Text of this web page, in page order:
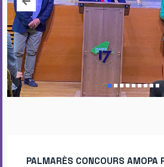
PALMARÈS CONCOURS AMOPA